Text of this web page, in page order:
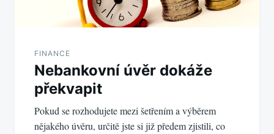
FINANCE
Nebankovní úvěr dokáže
překvapit
Pokud se rozhodujete mezi šetřením a výběrem
nějakého úvěru, určitě jste si již předem zjistili, co